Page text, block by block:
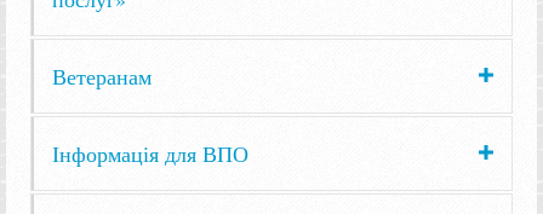
Ветеранам
Інформація для ВПО